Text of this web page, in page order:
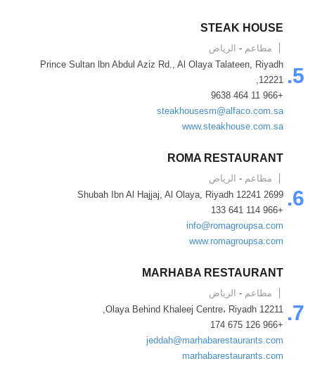
5.
STEAK HOUSE
مطاعم - الرياض
Prince Sultan lbn Abdul Aziz Rd., Al Olaya Talateen, Riyadh
12221,
+966 11 464 9638
steakhousesm@alfaco.com.sa
www.steakhouse.com.sa
6.
ROMA RESTAURANT
مطاعم - الرياض
2699 Shubah Ibn Al Hajjaj, Al Olaya, Riyadh 12241
+966 114 641 133
info@romagroupsa.com
www.​romagroupsa.com
7.
MARHABA RESTAURANT
مطاعم - الرياض
Olaya Behind Khaleej Centre، Riyadh 12211,
+966 126 675 174
jeddah@marhabarestaurants.com
marhabarestaurants.com